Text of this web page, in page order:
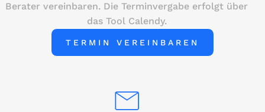
Berater vereinbaren. Die Terminvergabe erfolgt über
das Tool Calendy.
TERMIN VEREINBAREN